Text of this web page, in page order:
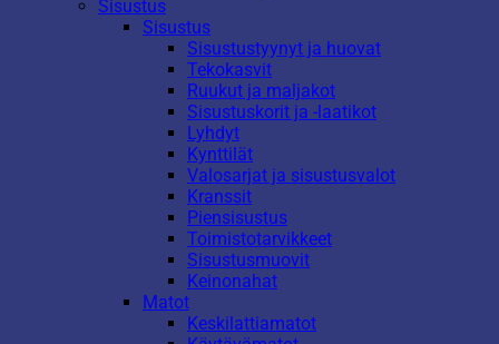
Sisustus
Sisustus
Sisustustyynyt ja huovat
Tekokasvit
Ruukut ja maljakot
Sisustuskorit ja -laatikot
Lyhdyt
Kynttilät
Valosarjat ja sisustusvalot
Kranssit
Piensisustus
Toimistotarvikkeet
Sisustusmuovit
Keinonahat
Matot
Keskilattiamatot